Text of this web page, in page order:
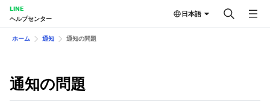
LINE
ヘルプセンター
日本語
ホーム 通知 通知の問題
通知の問題